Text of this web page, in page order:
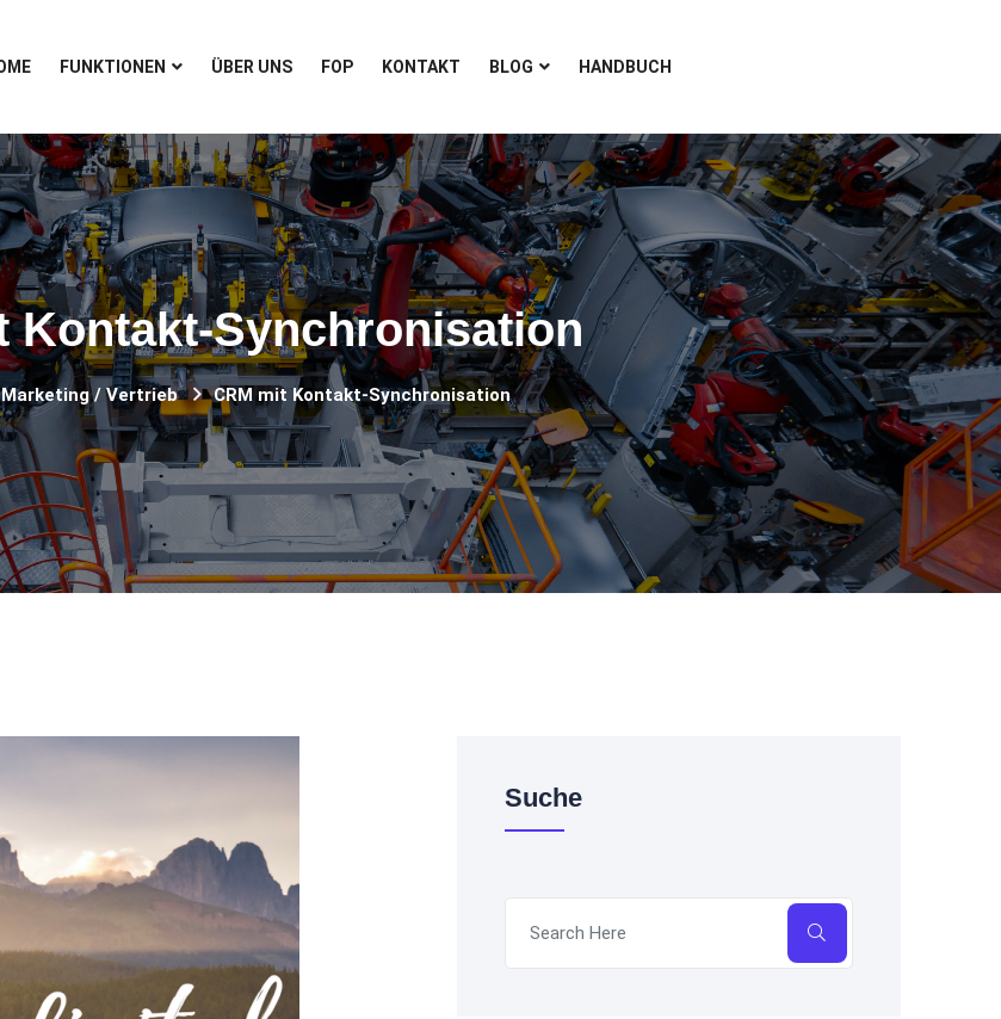
FUNKTIONEN ÜBER UNS FOP KONTAKT BLOG HANDBUCH
Kontakt-Synchronisation
Marketing / Vertrieb CRM mit Kontakt-Synchronisation
Suche